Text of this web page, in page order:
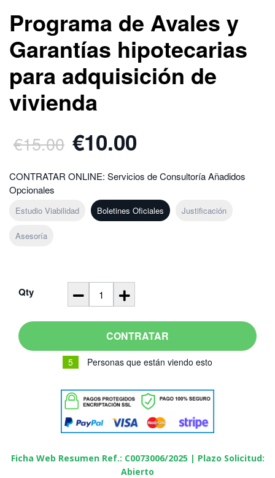
Programa de Avales y
Garantías hipotecarias
para adquisición de
vivienda
€15.00 €10.00
CONTRATAR ONLINE: Servicios de Consultoría Añadidos
Opcionales
Estudio Viabilidad Boletines Oficiales Justificación
Asesoría
Qty
CONTRATAR
5 Personas que están viendo esto
Ficha Web Resumen Ref.: C0073006/2025 | Plazo Solicitud:
Abierto